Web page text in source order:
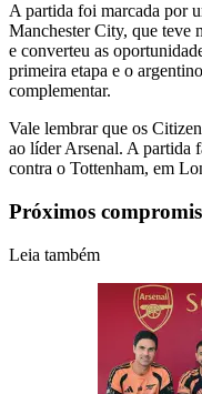
A partida foi marcada por
Manchester City, que teve
e converteu as
primeira etapa e o
complementar.
Vale lembrar que os
ao líder Arsenal. A partida
contra o Tottenham, em
Próximos
Leia também